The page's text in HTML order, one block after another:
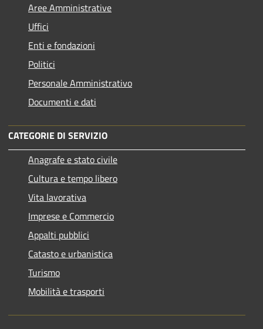
Aree Amministrative
Uffici
Enti e fondazioni
Politici
Personale Amministrativo
Documenti e dati
CATEGORIE DI SERVIZIO
Anagrafe e stato civile
Cultura e tempo libero
Vita lavorativa
Imprese e Commercio
Appalti pubblici
Catasto e urbanistica
Turismo
Mobilità e trasporti